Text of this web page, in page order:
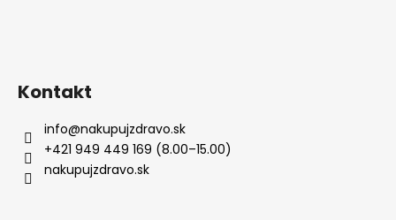
Kontakt
info@nakupujzdravo.sk
+421 949 449 169 (8.00–15.00)
nakupujzdravo.sk